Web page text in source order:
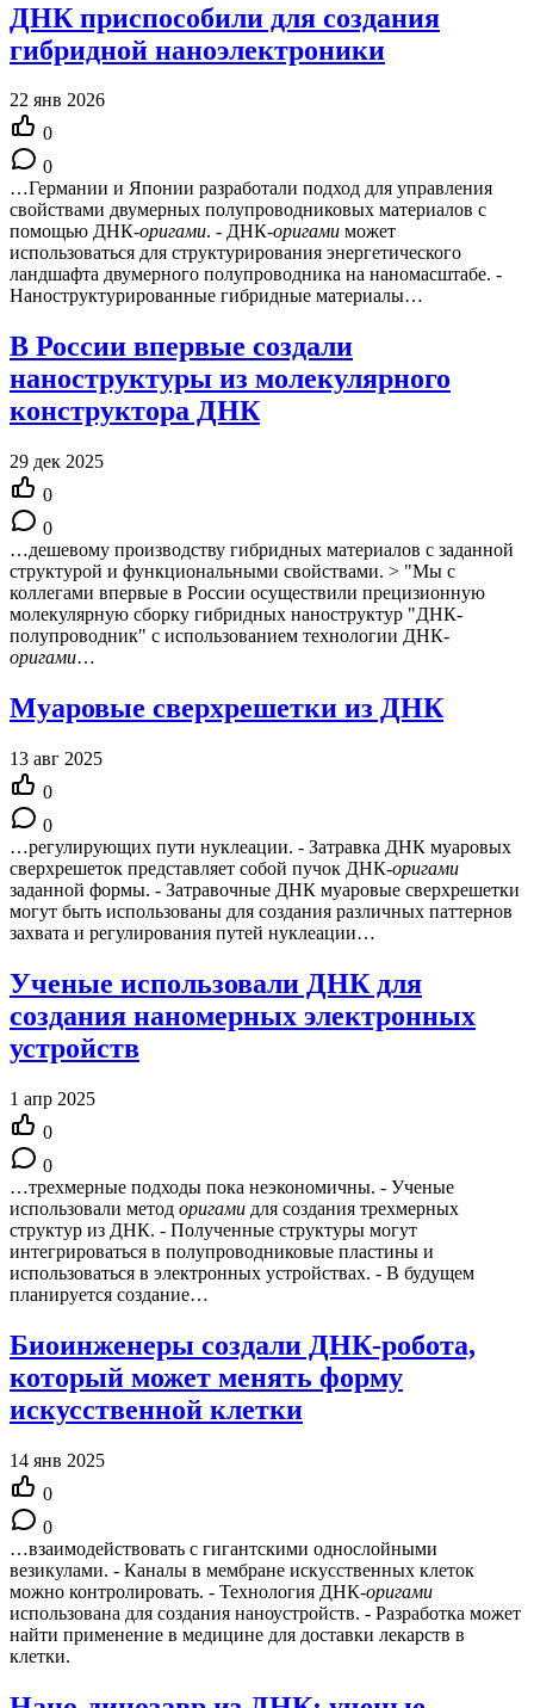
ДНК приспособили для создания
гибридной наноэлектроники
22 янв 2026
0
0
…Германии и Японии разработали подход для управления
свойствами двумерных полупроводниковых материалов с
помощью ДНК-оригами. - ДНК-оригами может
использоваться для структурирования энергетического
ландшафта двумерного полупроводника на наномасштабе. -
Наноструктурированные гибридные материалы…
В России впервые создали
наноструктуры из молекулярного
конструктора ДНК
29 дек 2025
0
0
…дешевому производству гибридных материалов с заданной
структурой и функциональными свойствами. > "Мы с
коллегами впервые в России осуществили прецизионную
молекулярную сборку гибридных наноструктур "ДНК-
полупроводник" с использованием технологии ДНК-
оригами…
Муаровые сверхрешетки из ДНК
13 авг 2025
0
0
…регулирующих пути нуклеации. - Затравка ДНК муаровых
сверхрешеток представляет собой пучок ДНК-оригами
заданной формы. - Затравочные ДНК муаровые сверхрешетки
могут быть использованы для создания различных паттернов
захвата и регулирования путей нуклеации…
Ученые использовали ДНК для
создания наномерных электронных
устройств
1 апр 2025
0
0
…трехмерные подходы пока неэкономичны. - Ученые
использовали метод оригами для создания трехмерных
структур из ДНК. - Полученные структуры могут
интегрироваться в полупроводниковые пластины и
использоваться в электронных устройствах. - В будущем
планируется создание…
Биоинженеры создали ДНК-робота,
который может менять форму
искусственной клетки
14 янв 2025
0
0
…взаимодействовать с гигантскими однослойными
везикулами. - Каналы в мембране искусственных клеток
можно контролировать. - Технология ДНК-оригами
использована для создания наноустройств. - Разработка может
найти применение в медицине для доставки лекарств в
клетки.